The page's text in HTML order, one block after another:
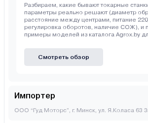
Разбираем, какие бывают токарные
параметры реально решают (диаметр
расстояние между центрами, питание
регулировка оборотов, наличие СОЖ), и
примеры моделей из каталога Agrox.by
Смотреть обзор
Импортер
ООО “Гуд Моторс”, г. Минск, ул. Я.Коласа 63